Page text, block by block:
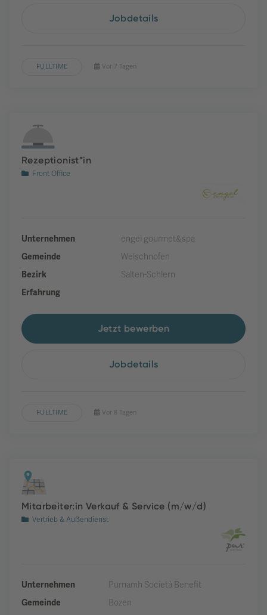
Jobdetails
FULLTIME Vor 7 Tagen
Rezeptionist*in
Front Office
Unternehmen
engel gourmet&spa
Gemeinde
Welschnofen
Bezirk
Salten-Schlern
Erfahrung
Jetzt bewerben
Jobdetails
FULLTIME Vor 8 Tagen
Mitarbeiter:in Verkauf & Service (m/w/d)
Vertrieb & Außendienst
Unternehmen
Purnamh Società Benefit
Gemeinde
Bozen